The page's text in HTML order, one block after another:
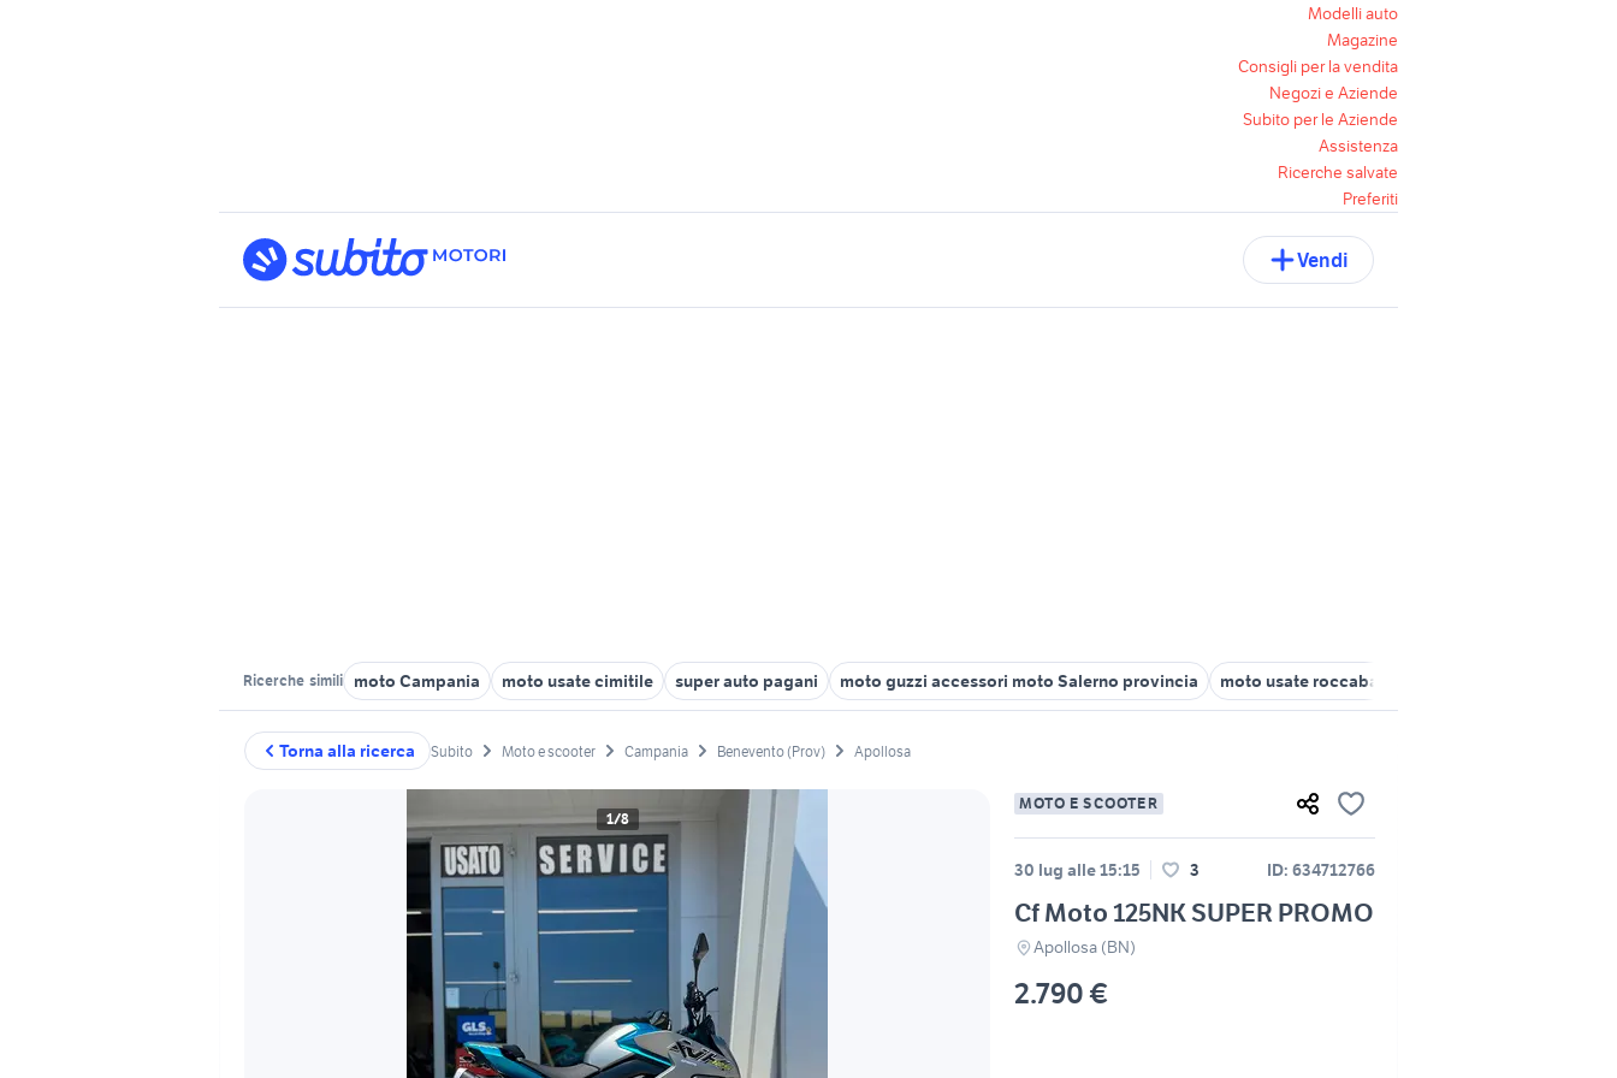
Modelli auto
Magazine
Consigli per la vendita
Negozi e Aziende
Subito per le Aziende
Assistenza
Ricerche salvate
Preferiti
Vendi
Ricerche simili moto Campania moto usate cimitile super auto pagani moto guzzi accessori moto Salerno provincia moto usate roccabascerana
Torna alla ricerca Subito Moto e scooter Campania Benevento (Prov) Apollosa
1/8
MOTO E SCOOTER
30 lug alle 15:15 3 ID: 634712766
Cf Moto 125NK SUPER PROMO
Apollosa (BN)
2.790 €